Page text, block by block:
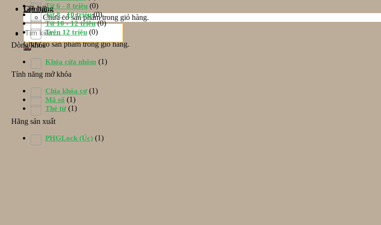
Giỏ hàng
Chưa có sản phẩm trong giỏ hàng.
Giỏ hàng
Chưa có sản phẩm trong giỏ hàng.
Liên hệ
Tìm
kiếm:
Từ 6 - 8 triệu (0)
Từ 8 - 10 triệu (0)
Từ 10 - 12 triệu (0)
Trên 12 triệu (0)
Dòng khóa
Khóa cửa nhôm (1)
Tính năng mở khóa
Chìa khóa cơ (1)
Mã số (1)
Thẻ từ (1)
Hãng sản xuất
PHGLock (Úc) (1)